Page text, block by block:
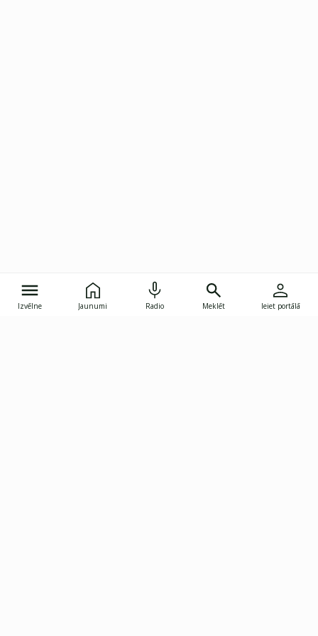
Izvēlne Jaunumi Radio Meklēt Ieiet portālā